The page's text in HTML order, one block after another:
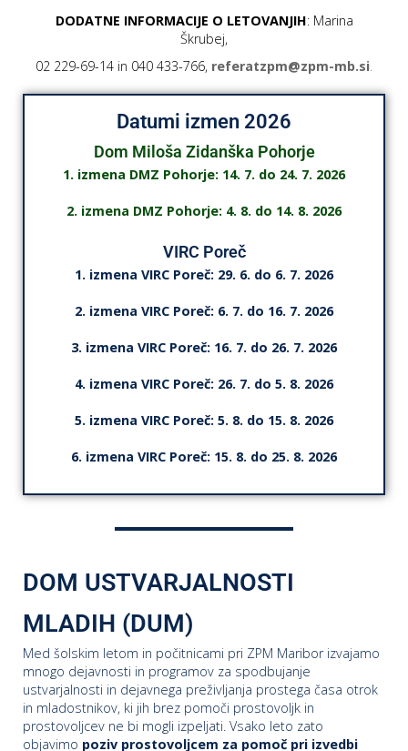
DODATNE INFORMACIJE O LETOVANJIH: Marina
Škrubej,
02 229-69-14 in 040 433-766, referatzpm@zpm-mb.si.
Datumi izmen 2026
Dom Miloša Zidanška Pohorje
1. izmena DMZ Pohorje: 14. 7. do 24. 7. 2026
2. izmena DMZ Pohorje: 4. 8. do 14. 8. 2026
VIRC Poreč
1. izmena VIRC Poreč: 29. 6. do 6. 7. 2026
2. izmena VIRC Poreč: 6. 7. do 16. 7. 2026
3. izmena VIRC Poreč: 16. 7. do 26. 7. 2026
4. izmena VIRC Poreč: 26. 7. do 5. 8. 2026
5. izmena VIRC Poreč: 5. 8. do 15. 8. 2026
6. izmena VIRC Poreč: 15. 8. do 25. 8. 2026
DOM USTVARJALNOSTI
MLADIH (DUM)
Med šolskim letom in počitnicami pri ZPM Maribor izvajamo
mnogo dejavnosti in programov za spodbujanje
ustvarjalnosti in dejavnega preživljanja prostega časa otrok
in mladostnikov, ki jih brez pomoči prostovoljk in
prostovoljcev ne bi mogli izpeljati. Vsako leto zato
objavimo poziv prostovoljcem za pomoč pri izvedbi